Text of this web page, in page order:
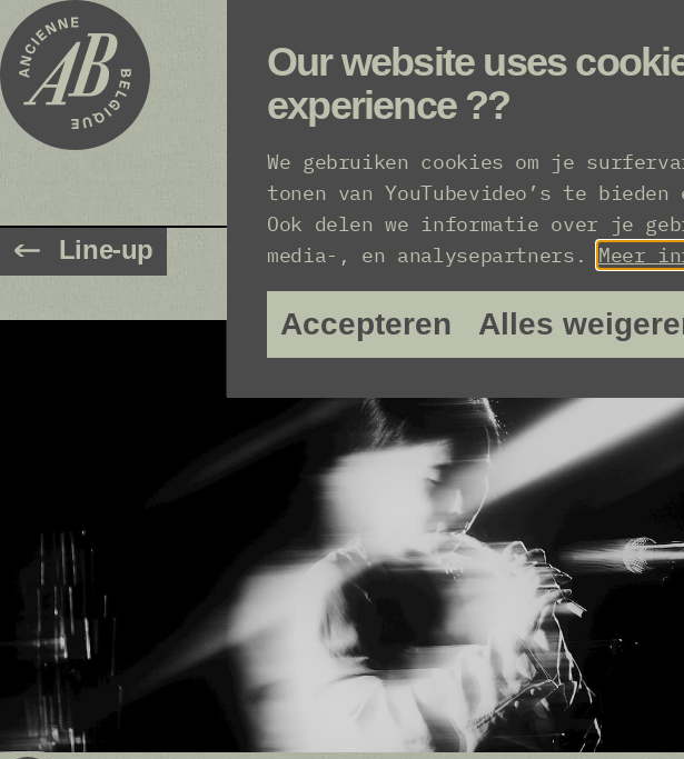
Line-up
Our website uses
experience ??
We gebruiken cookies om je
tonen van YouTubevideo’s te
Ook delen we informatie over je
media-, en analysepartners. Meer
Accepteren Alles